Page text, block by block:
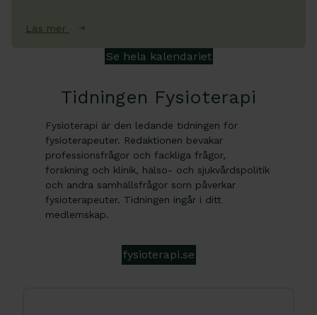
Läs mer
Se hela kalendariet
Tidningen Fysioterapi
Fysioterapi är den ledande tidningen för
fysioterapeuter. Redaktionen bevakar
professionsfrågor och fackliga frågor,
forskning och klinik, hälso- och sjukvårdspolitik
och andra samhällsfrågor som påverkar
fysioterapeuter. Tidningen ingår i ditt
medlemskap.
fysioterapi.se